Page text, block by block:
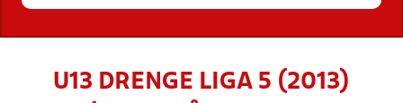
U13 DRENGE LIGA 5 (2013)